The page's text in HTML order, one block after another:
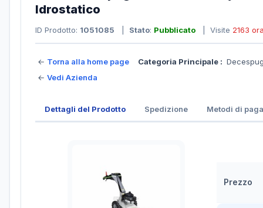
Idrostatico
ID Prodotto: 1051085 Stato: Pubblicato | Visite 2163
← Torna alla home page
← Vedi Azienda
Categoria Principale :
Dettagli del Prodotto Spedizione Metodi di
Prezzo